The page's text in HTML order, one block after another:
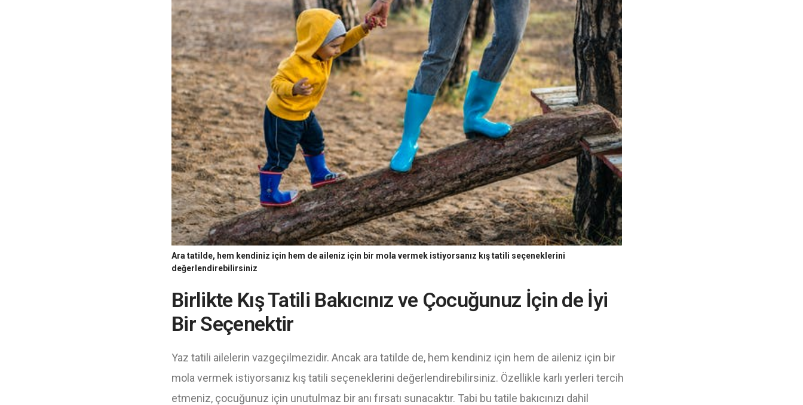
Ara tatilde, hem kendiniz için hem de aileniz için bir mola vermek istiyorsanız kış tatili seçeneklerini
değerlendirebilirsiniz
Birlikte Kış Tatili Bakıcınız ve Çocuğunuz İçin de İyi
Bir Seçenektir
Yaz tatili ailelerin vazgeçilmezidir. Ancak ara tatilde de, hem kendiniz için hem de aileniz için bir
mola vermek istiyorsanız kış tatili seçeneklerini değerlendirebilirsiniz. Özellikle karlı yerleri tercih
etmeniz, çocuğunuz için unutulmaz bir anı fırsatı sunacaktır. Tabi bu tatile bakıcınızı dahil